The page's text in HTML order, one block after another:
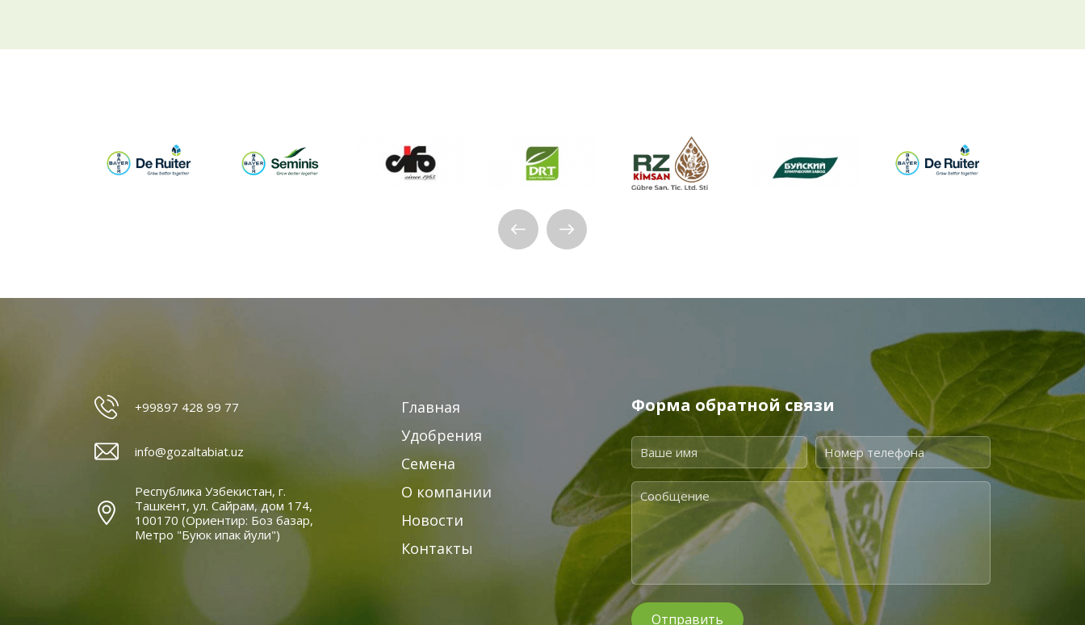
+99897 428 99 77
info@gozaltabiat.uz
Республика Узбекистан, г.
Ташкент, ул. Сайрам, дом 174,
100170 (Ориентир: Боз базар,
Метро "Буюк ипак йули")
Главная
Удобрения
Семена
О компании
Новости
Контакты
Форма обратной связи
Отправить